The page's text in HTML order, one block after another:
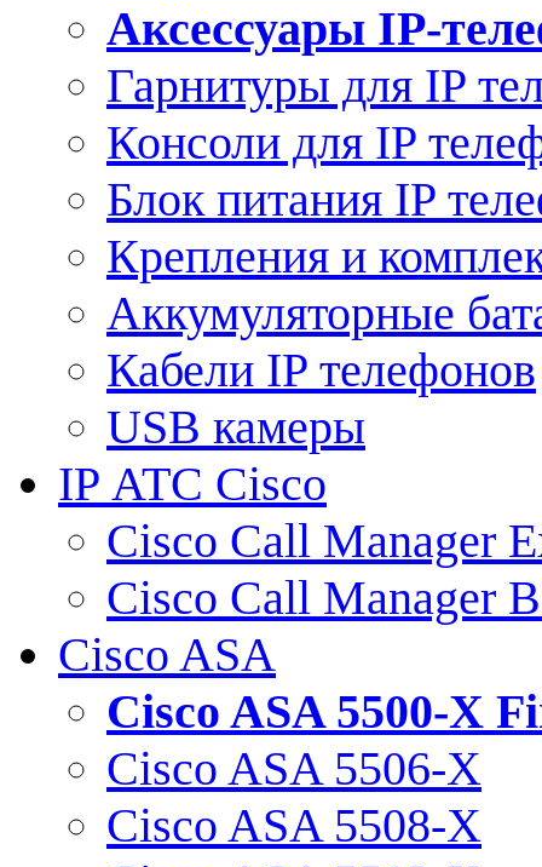
Аксессуары IP-
Гарнитуры для IP
Консоли для IP
Блок питания IP
Крепления и
Аккумуляторные
Кабели IP телефонов
USB камеры
IP АТС Cisco
Cisco Call Manager
Cisco Call Manager
Cisco ASA
Cisco ASA 5500-X
Cisco ASA 5506-X
Cisco ASA 5508-X